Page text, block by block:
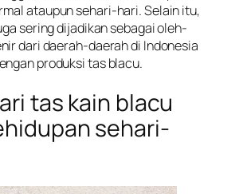
ataupun sehari-hari. Selain itu,
sering dijadikan sebagai oleh-
dari daerah-daerah di Indonesia
produksi tas blacu.
tas kain blacu
sehari-